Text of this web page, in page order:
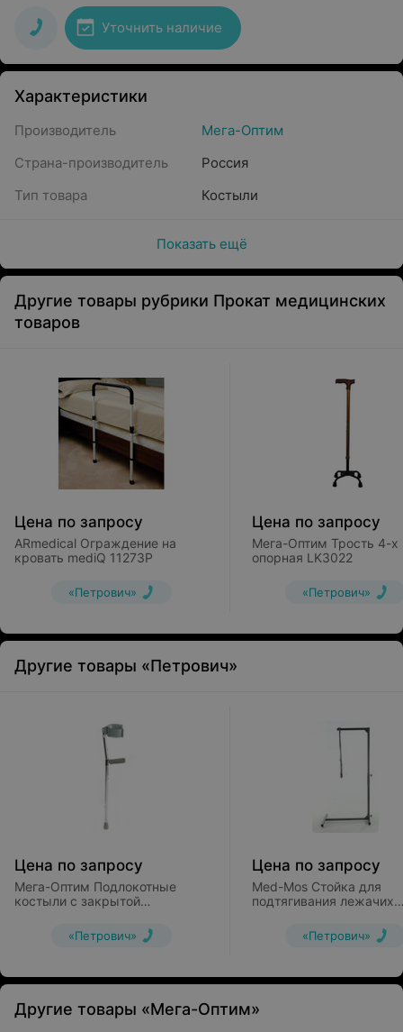
Уточнить наличие
Характеристики
Производитель
Мега-Оптим
Страна-производитель
Россия
Тип товара
Костыли
Показать ещё
Другие товары рубрики Прокат медицинских
товаров
Цена по запросу
ARmedical Ограждение на
кровать mediQ 11273Р
«Петрович»
Цена по запросу
Мега-Оптим Трость 4-х
опорная LK3022
«Петрович»
Другие товары «Петрович»
Цена по запросу
Мега-Оптим Подлокотные
костыли с закрытой
«Петрович»
Цена по запросу
Med-Mos Стойка для
подтягивания лежачих
«Петрович»
Другие товары «Мега-Оптим»